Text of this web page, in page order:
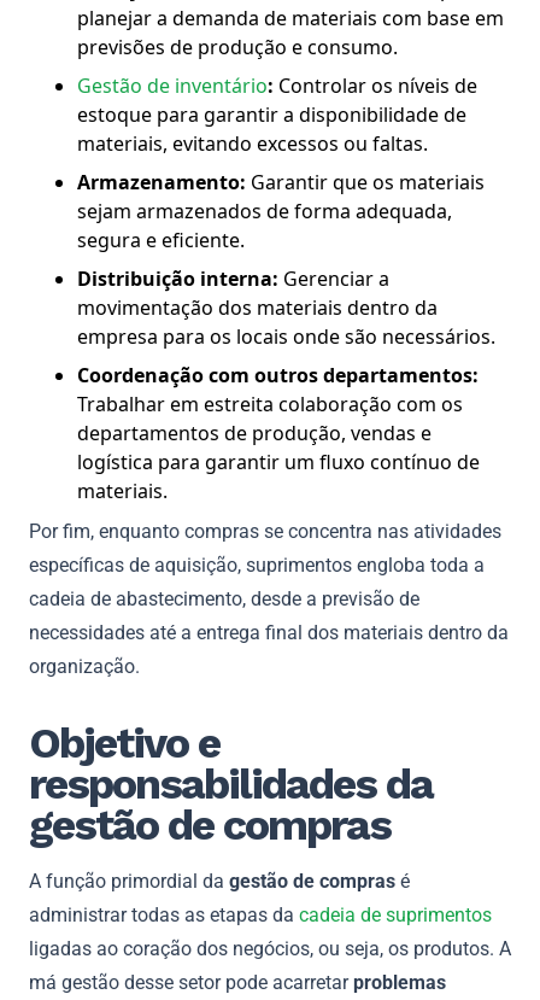
planejar a demanda de materiais com base em
previsões de produção e consumo.
Gestão de inventário: Controlar os níveis de
estoque para garantir a disponibilidade de
materiais, evitando excessos ou faltas.
Armazenamento: Garantir que os materiais
sejam armazenados de forma adequada,
segura e eficiente.
Distribuição interna: Gerenciar a
movimentação dos materiais dentro da
empresa para os locais onde são necessários.
Coordenação com outros departamentos:
Trabalhar em estreita colaboração com os
departamentos de produção, vendas e
logística para garantir um fluxo contínuo de
materiais.
Por fim, enquanto compras se concentra nas atividades
específicas de aquisição, suprimentos engloba toda a
cadeia de abastecimento, desde a previsão de
necessidades até a entrega final dos materiais dentro da
organização.
Objetivo e
responsabilidades da
gestão de compras
A função primordial da gestão de compras é
administrar todas as etapas da cadeia de suprimentos
ligadas ao coração dos negócios, ou seja, os produtos. A
má gestão desse setor pode acarretarproblemas